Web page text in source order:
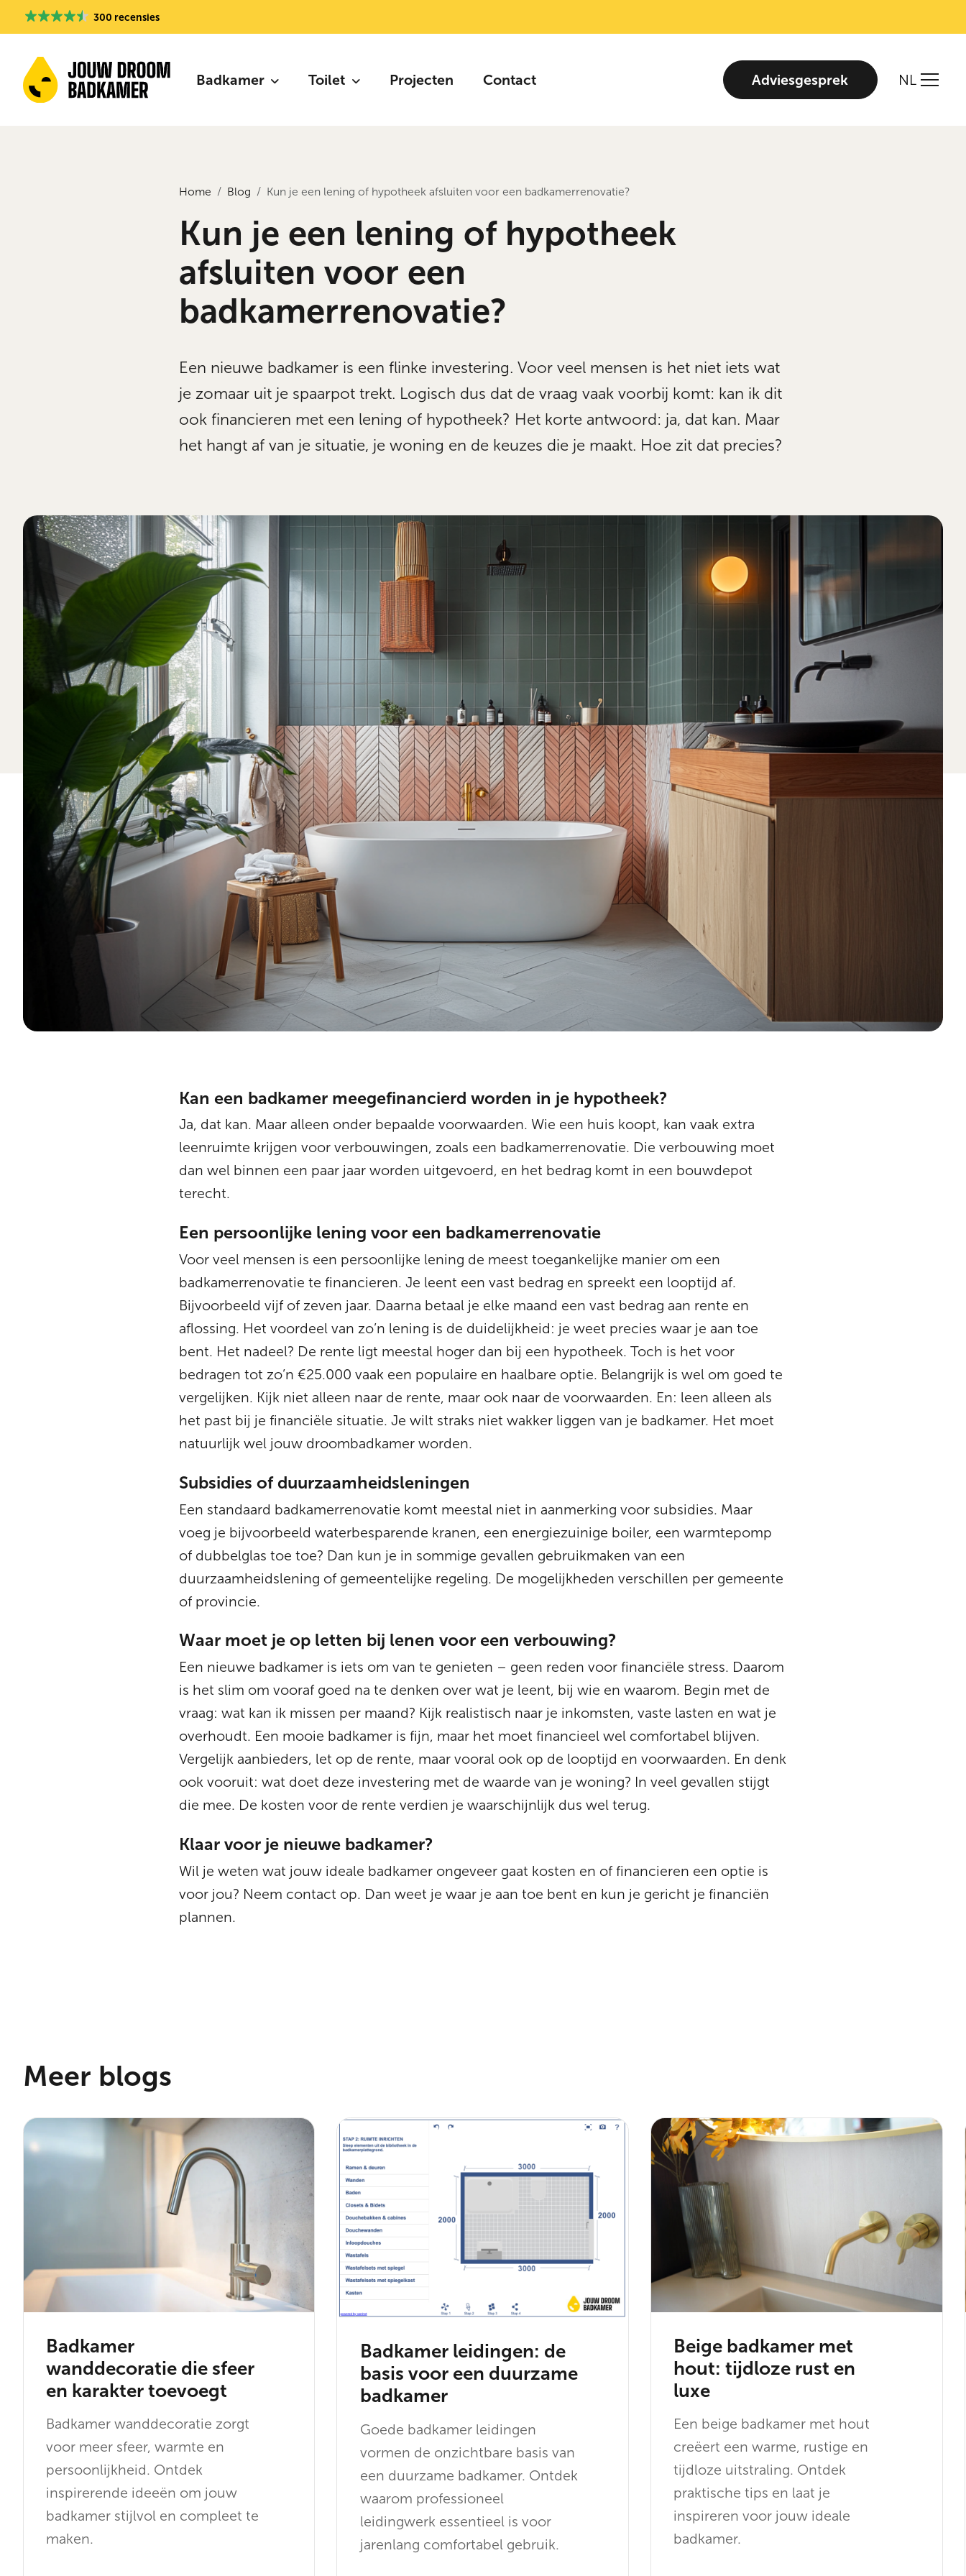
300 recensies
Badkamer Toilet Projecten Contact Adviesgesprek NL
Home Blog Kun je een lening of hypotheek afsluiten voor een badkamerrenovatie?
Kun je een lening of hypotheek
afsluiten voor een
badkamerrenovatie?
Een nieuwe badkamer is een flinke investering. Voor veel mensen is het niet iets wat
je zomaar uit je spaarpot trekt. Logisch dus dat de vraag vaak voorbij komt: kan ik dit
ook financieren met een lening of hypotheek? Het korte antwoord: ja, dat kan. Maar
het hangt af van je situatie, je woning en de keuzes die je maakt. Hoe zit dat precies?
Kan een badkamer meegefinancierd worden in je hypotheek?
Ja, dat kan. Maar alleen onder bepaalde voorwaarden. Wie een huis koopt, kan vaak extra
leenruimte krijgen voor verbouwingen, zoals een badkamerrenovatie. Die verbouwing moet
dan wel binnen een paar jaar worden uitgevoerd, en het bedrag komt in een bouwdepot
terecht.
Een persoonlijke lening voor een badkamerrenovatie
Voor veel mensen is een persoonlijke lening de meest toegankelijke manier om een
badkamerrenovatie te financieren. Je leent een vast bedrag en spreekt een looptijd af.
Bijvoorbeeld vijf of zeven jaar. Daarna betaal je elke maand een vast bedrag aan rente en
aflossing. Het voordeel van zo’n lening is de duidelijkheid: je weet precies waar je aan toe
bent. Het nadeel? De rente ligt meestal hoger dan bij een hypotheek. Toch is het voor
bedragen tot zo’n €25.000 vaak een populaire en haalbare optie. Belangrijk is wel om goed te
vergelijken. Kijk niet alleen naar de rente, maar ook naar de voorwaarden. En: leen alleen als
het past bij je financiële situatie. Je wilt straks niet wakker liggen van je badkamer. Het moet
natuurlijk wel jouw droombadkamer worden.
Subsidies of duurzaamheidsleningen
Een standaard badkamerrenovatie komt meestal niet in aanmerking voor subsidies. Maar
voeg je bijvoorbeeld waterbesparende kranen, een energiezuinige boiler, een warmtepomp
of dubbelglas toe toe? Dan kun je in sommige gevallen gebruikmaken van een
duurzaamheidslening of gemeentelijke regeling. De mogelijkheden verschillen per gemeente
of provincie.
Waar moet je op letten bij lenen voor een verbouwing?
Een nieuwe badkamer is iets om van te genieten – geen reden voor financiële stress. Daarom
is het slim om vooraf goed na te denken over wat je leent, bij wie en waarom. Begin met de
vraag: wat kan ik missen per maand? Kijk realistisch naar je inkomsten, vaste lasten en wat je
overhoudt. Een mooie badkamer is fijn, maar het moet financieel wel comfortabel blijven.
Vergelijk aanbieders, let op de rente, maar vooral ook op de looptijd en voorwaarden. En denk
ook vooruit: wat doet deze investering met de waarde van je woning? In veel gevallen stijgt
die mee. De kosten voor de rente verdien je waarschijnlijk dus wel terug.
Klaar voor je nieuwe badkamer?
Wil je weten wat jouw ideale badkamer ongeveer gaat kosten en of financieren een optie is
voor jou? Neem contact op. Dan weet je waar je aan toe bent en kun je gericht je financiën
plannen.
Meer blogs
Badkamer
wanddecoratie die sfeer
en karakter toevoegt
Badkamer wanddecoratie zorgt
voor meer sfeer, warmte en
persoonlijkheid. Ontdek
inspirerende ideeën om jouw
badkamer stijlvol en compleet te
maken.
Badkamer leidingen: de
basis voor een duurzame
badkamer
Goede badkamer leidingen
vormen de onzichtbare basis van
een duurzame badkamer. Ontdek
waarom professioneel
leidingwerk essentieel is voor
jarenlang comfortabel gebruik.
Beige badkamer met
hout: tijdloze rust en
luxe
Een beige badkamer met hout
creëert een warme, rustige en
tijdloze uitstraling. Ontdek
praktische tips en laat je
inspireren voor jouw ideale
badkamer.